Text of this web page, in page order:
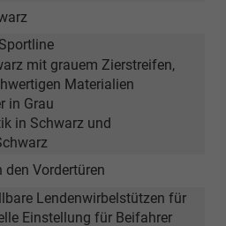
mit grauem Zierstreifen,
Materialien
in Grau
in Schwarz und
den Vordertüren
Lendenwirbelstützen für
Einstellung für Beifahrer